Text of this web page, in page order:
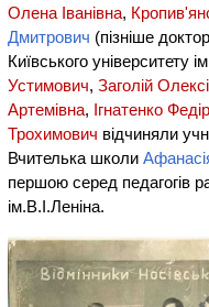
Олена Іванівна,
Дмитрович (пізніше
Київського університету
Устимович, Заголій
Артемівна, Ігнатенко
Трохимович відчиняли
Вчителька школи
першою серед педагогів
ім.В.І.Леніна.